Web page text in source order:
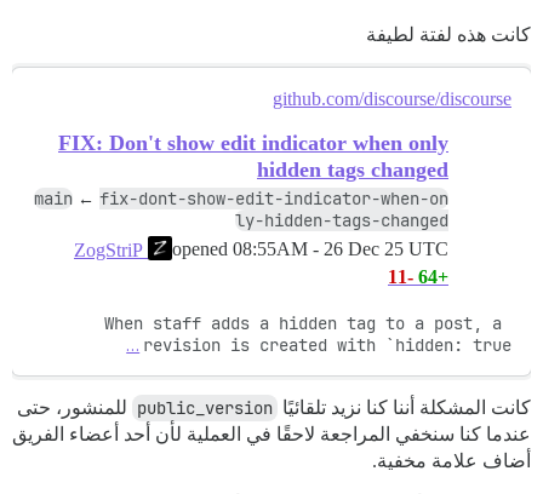
كانت هذه لفتة لطيفة
github.com/discourse/discourse
FIX: Don't show edit indicator when only
hidden tags changed
main ← fix-dont-show-edit-indicator-when-on
ly-hidden-tags-changed
opened 08:55AM - 26 Dec 25 UTC
+64
-11
When staff adds a hidden tag to a post, a
revision is created with `hidden: true
…
كانت المشكلة أننا كنا نزيد تلقائيًا public_version للمنشور، حتى
عندما كنا سنخفي المراجعة لاحقًا في العملية لأن أحد أعضاء الفريق
أضاف علامة مخفية.